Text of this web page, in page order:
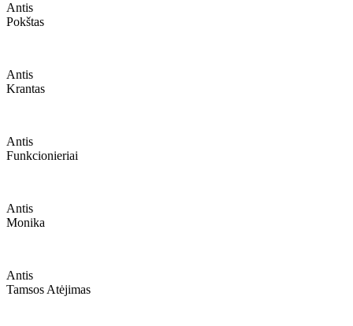
Antis
Pokštas
Antis
Krantas
Antis
Funkcionieriai
Antis
Monika
Antis
Tamsos Atėjimas